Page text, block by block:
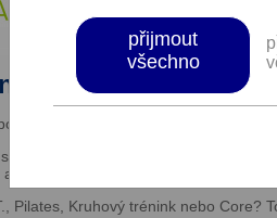
přijmout
všechno
fitness a
s širokou cardio, silovou i
přátelským přístupem. Přesně tohle
pomohou vám nebo poradí se
Pilates, Kruhový trénink nebo Core?